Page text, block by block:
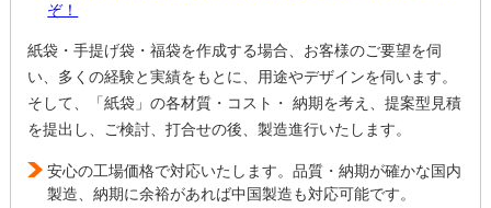
ぞ！
紙袋・手提げ袋・福袋を作成する場合、お客様のご要望を伺
い、多くの経験と実績をもとに、用途やデザインを伺います。
そして、「紙袋」の各材質・コスト・ 納期を考え、提案型見積
を提出し、ご検討、打合せの後、製造進行いたします。
安心の工場価格で対応いたします。品質・納期が確かな国内
製造、納期に余裕があれば中国製造も対応可能です。